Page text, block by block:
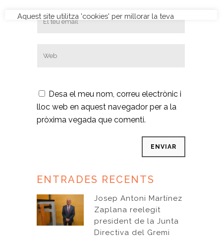
Desa el meu nom, correu electrònic i
lloc web en aquest navegador per a la
pròxima vegada que comenti.
ENTRADES RECENTS
Josep Antoni Martínez
Zaplana reelegit
president de la Junta
Directiva del Gremi